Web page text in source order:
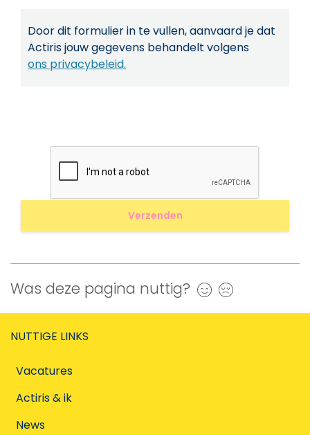
Door dit formulier in te vullen, aanvaard je dat
Actiris jouw gegevens behandelt volgens
ons privacybeleid.
Was deze pagina nuttig? Ja
NUTTIGE LINKS
Vacatures
Actiris & ik
News